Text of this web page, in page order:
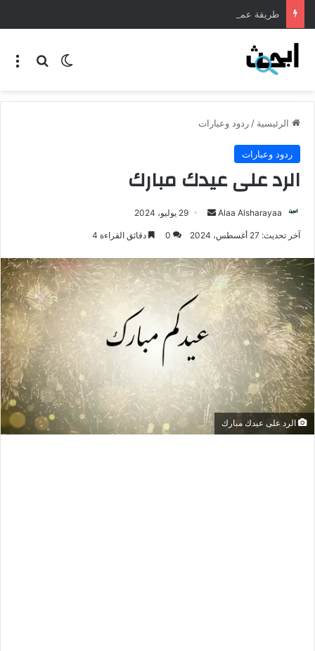
طريقة عمل المنسف الاردني
الرئيسية / ردود وعبارات
ردود وعبارات
الرد على عيدك مبارك
Alaa Alsharayaa 29 يوليو، 2024
آخر تحديث: 27 أغسطس، 2024 0 دقائق القراءة 4
الرد على عيدك مبارك